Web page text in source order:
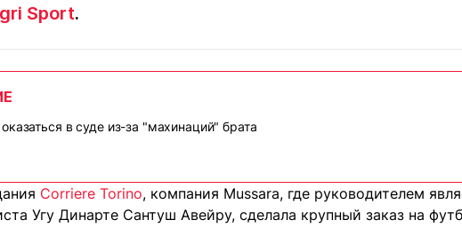
(700) 3 888 188
Sport.
в суде из-за "махинаций" брата
Corriere Torino, компания Mussara, где руководителем
Угу Динарте Сантуш Авейру, сделала крупный заказ на